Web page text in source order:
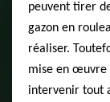
peuvent tirer
gazon en
réaliser.
mise en œuvre
intervenir tout